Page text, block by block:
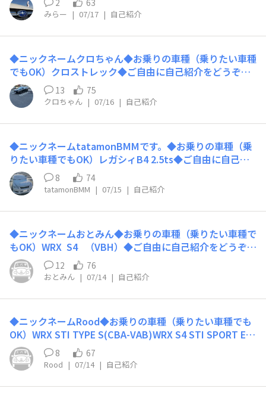
てる所なんだと思ったのが始まりです。新参者ですがよろ
しくお願いします
2 63
みらー | 07/17 | 自己紹介
◆ニックネームクロちゃん◆お乗りの車種（乗りたい車種
でもOK）クロストレック◆ご自由に自己紹介をどうぞ！
購入履歴フォレスター → XV. → クロストレックスバル
乗換え3台目になります。宜しくお願い致します
13 75
クロちゃん | 07/16 | 自己紹介
◆ニックネームtatamonBMMです。◆お乗りの車種（乗
りたい車種でもOK）レガシィB4 2.5ts◆ご自由に自己紹
介をどうぞ！まだまだ乗ります！！18万キロ行きまし
た！あちらこちらで故障がでますが、修理（壊し）なが
ら、一緒に走り続けます！
8 74
tatamonBMM | 07/15 | 自己紹介
◆ニックネームおとみん◆お乗りの車種（乗りたい車種で
もOK）WRX S4 （VBH）◆ご自由に自己紹介をどうぞ！
最近、ドイツ車のハイパフォーマンスカー（DCT車）か
ら乗り換えました。一般道と高速での加速や剛性感、コー
ナーリング性能はS4の方が良い気がします。但し、仕方
ないですが、車が静かすぎて、音の演出は圧倒的に負けて
12 76
おとみん | 07/14 | 自己紹介
◆ニックネームRood◆お乗りの車種（乗りたい車種でも
OK）WRX STI TYPE S(CBA-VAB)WRX S4 STI SPORT Ey
eSight (DBA-VAG)◆ご自由に自己紹介をどうぞ！S4は普
段乗りで休日はVABで流してます。たまにサーキットも行
ったりします。よろしくお願いします！
8 67
Rood | 07/14 | 自己紹介